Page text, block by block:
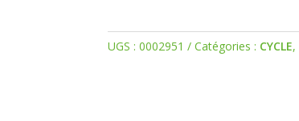
UGS :0002951 Catégories : CYCLE,